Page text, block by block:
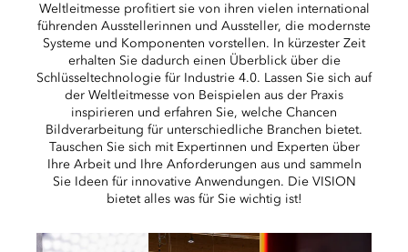
Weltleitmesse profitiert sie von ihren vielen international
führenden Ausstellerinnen und Aussteller, die modernste
Systeme und Komponenten vorstellen. In kürzester Zeit
erhalten Sie dadurch einen Überblick über die
Schlüsseltechnologie für Industrie 4.0. Lassen Sie sich auf
der Weltleitmesse von Beispielen aus der Praxis
inspirieren und erfahren Sie, welche Chancen
Bildverarbeitung für unterschiedliche Branchen bietet.
Tauschen Sie sich mit Expertinnen und Experten über
Ihre Arbeit und Ihre Anforderungen aus und sammeln
Sie Ideen für innovative Anwendungen. Die VISION
bietet alles was für Sie wichtig ist!